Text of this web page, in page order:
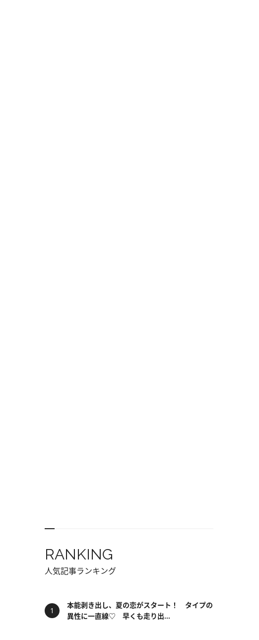
RANKING
人気記事ランキング
本能剥き出し、夏の恋がスタート！ タイプの
異性に一直線♡ 早くも走り出...